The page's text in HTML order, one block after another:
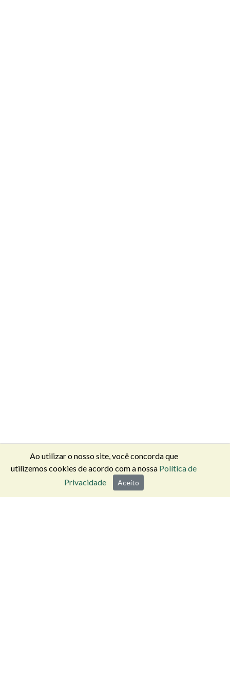
Ao utilizar o nosso site, você concorda que
utilizemos cookies de acordo com a nossa Política de
Privacidade
Aceito